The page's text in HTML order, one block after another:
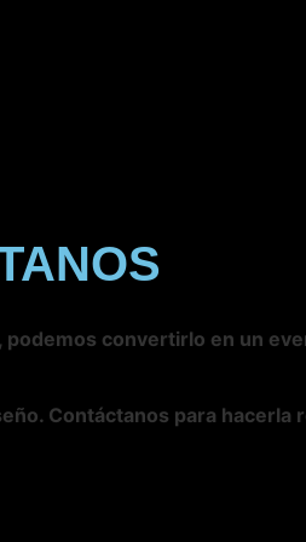
podemos convertirlo en un
Contáctanos para hacerla